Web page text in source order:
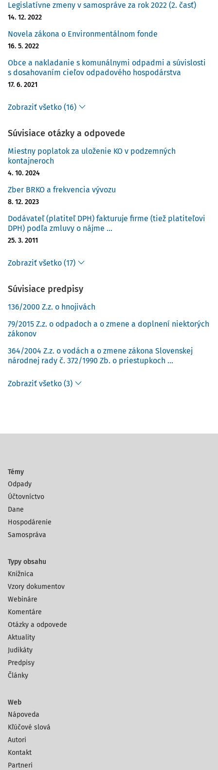
Legislatívne zmeny v samospráve za rok 2022 (2. časť)
14. 12. 2022
Novela zákona o Environmentálnom fonde
16. 5. 2022
Obce a nakladanie s komunálnymi odpadmi a súvislosti
s dosahovaním cieľov odpadového hospodárstva
17. 6. 2021
Zobraziť všetko (16)
Súvisiace otázky a odpovede
Miestny poplatok za uloženie KO v podzemných
kontajneroch
4. 10. 2024
Zber BRKO a frekvencia vývozu
8. 12. 2023
Dodávateľ (platiteľ DPH) fakturuje firme (tiež platiteľovi
DPH) podľa zmluvy o nájme ...
25. 3. 2011
Zobraziť všetko (17)
Súvisiace predpisy
136/2000 Z.z. o hnojivách
79/2015 Z.z. o odpadoch a o zmene a doplnení niektorých
zákonov
364/2004 Z.z. o vodách a o zmene zákona Slovenskej
národnej rady č. 372/1990 Zb. o priestupkoch ...
Zobraziť všetko (3)
Témy
Odpady
Účtovníctvo
Dane
Hospodárenie
Samospráva
Typy obsahu
Knižnica
Vzory dokumentov
Webináre
Komentáre
Otázky a odpovede
Aktuality
Judikáty
Predpisy
Články
Web
Nápoveda
Kľúčové slová
Autori
Kontakt
Partneri